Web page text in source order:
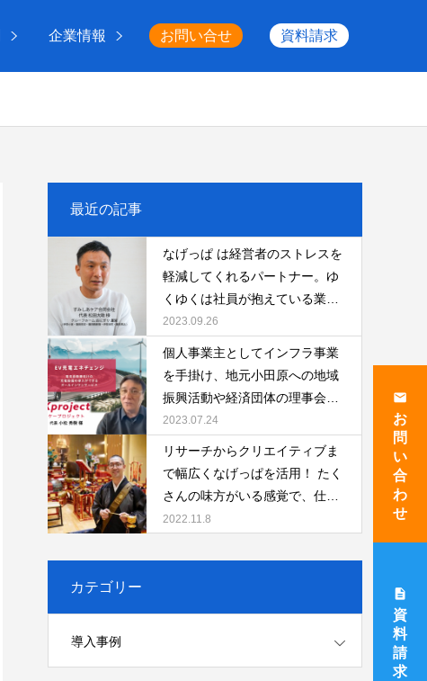
企業情報 お問い合せ 資料請求
email
お
問
い
合
わ
せ
description
資
料
請
求
最近の記事
なげっぱ は経営者のストレスを
軽減してくれるパートナー。ゆ
くゆくは社員が抱えている業務
も依頼が出来るようになればい
いと考えています。
2023.09.26
個人事業主としてインフラ事業
を手掛け、地元小田原への地域
振興活動や経済団体の理事会へ
も参加。なげっぱ には資料作成
で参加してもらっています！
2023.07.24
リサーチからクリエイティブま
で幅広くなげっぱを活用！ たく
さんの味方がいる感覚で、仕事
を楽しんでいます。
2022.11.8
カテゴリー
導入事例